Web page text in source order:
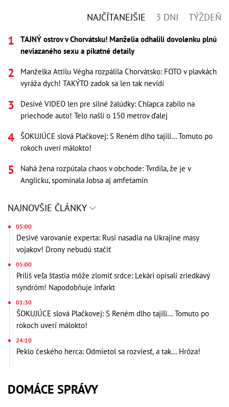
NAJČÍTANEJŠIE 3 DNI TÝŽDEŇ
TAJNÝ ostrov v Chorvátsku! Manželia odhalili dovolenku plnú
neviazaného sexu a pikatné detaily
Manželka Attilu Végha rozpálila Chorvátsko: FOTO v plavkách
vyráža dych! TAKÝTO zadok sa len tak nevidí
Desivé VIDEO len pre silné žalúdky: Chlapca zabilo na
priechode auto! Telo našli o 150 metrov ďalej
ŠOKUJÚCE slová Plačkovej: S Reném dlho tajili... Tomuto po
rokoch uverí málokto!
Nahá žena rozpútala chaos v obchode: Tvrdila, že je v
Anglicku, spomínala Jobsa aj amfetamín
NAJNOVŠIE ČLÁNKY
05:00
Desivé varovanie experta: Rusi nasadia na Ukrajine masy
vojakov! Drony nebudú stačiť
05:00
Príliš veľa šťastia môže zlomiť srdce: Lekári opísali zriedkavý
syndróm! Napodobňuje infarkt
01:30
ŠOKUJÚCE slová Plačkovej: S Reném dlho tajili... Tomuto po
rokoch uverí málokto!
24:10
Peklo českého herca: Odmietol sa rozviesť, a tak... Hrôza!
DOMÁCE SPRÁVY